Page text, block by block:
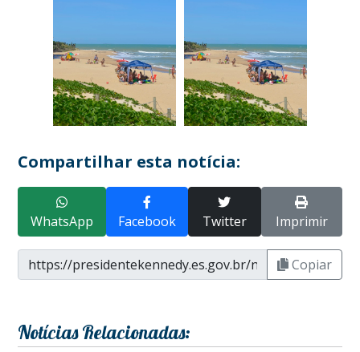
Compartilhar esta notícia:
WhatsApp Facebook Twitter Imprimir
Copiar
Notícias Relacionadas: